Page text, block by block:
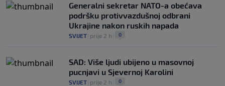
Generalni sekretar NATO-a obećava
podršku protivvazdušnoj odbrani
Ukrajine nakon ruskih napada
SVIJET prije 2 h 0
SAD: Više ljudi ubijeno u masovnoj
pucnjavi u Sjevernoj Karolini
SVIJET prije 2 h 0